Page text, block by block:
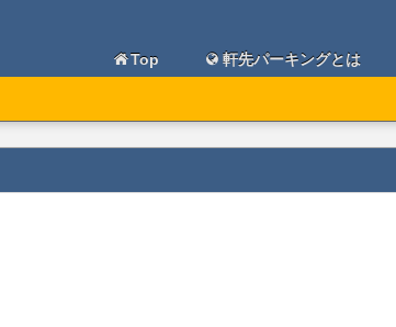
Top 軒先パーキングとは